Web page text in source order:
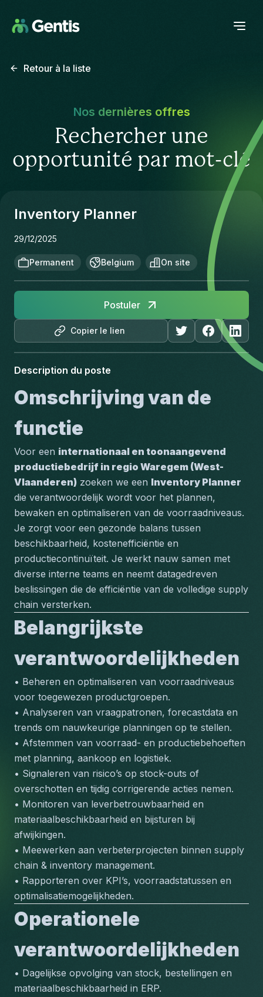
Retour à la liste
Nos dernières offres
Rechercher une
opportunité par mot-clé
Inventory Planner
29/12/2025
Permanent Belgium On site
Copier le lien
Postuler
Description du poste
Omschrijving van de
functie
Voor een internationaal en toonaangevend
productiebedrijf in regio Waregem (West-
Vlaanderen) zoeken we een Inventory Planner
die verantwoordelijk wordt voor het plannen,
bewaken en optimaliseren van de voorraadniveaus.
Je zorgt voor een gezonde balans tussen
beschikbaarheid, kostenefficiëntie en
productiecontinuïteit. Je werkt nauw samen met
diverse interne teams en neemt datagedreven
beslissingen die de efficiëntie van de volledige supply
chain versterken.
Belangrijkste
verantwoordelijkheden
• Beheren en optimaliseren van voorraadniveaus
voor toegewezen productgroepen.
• Analyseren van vraagpatronen, forecastdata en
trends om nauwkeurige planningen op te stellen.
• Afstemmen van voorraad- en productiebehoeften
met planning, aankoop en logistiek.
• Signaleren van risico’s op stock-outs of
overschotten en tijdig corrigerende acties nemen.
• Monitoren van leverbetrouwbaarheid en
materiaalbeschikbaarheid en bijsturen bij
afwijkingen.
• Meewerken aan verbeterprojecten binnen supply
chain & inventory management.
• Rapporteren over KPI’s, voorraadstatussen en
optimalisatiemogelijkheden.
Operationele
verantwoordelijkheden
• Dagelijkse opvolging van stock, bestellingen en
materiaalbeschikbaarheid in ERP.